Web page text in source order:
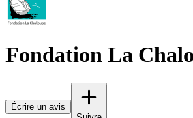
Fondation La
Écrire un avis